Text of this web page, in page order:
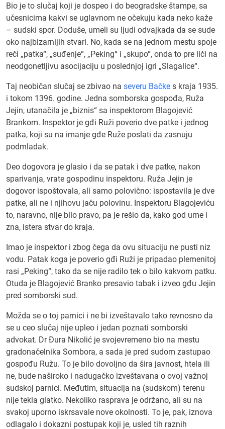
Bio je to slučaj koji je dospeo i do beogradske štampe, sa
učesnicima kakvi se uglavnom ne očekuju kada neko kaže
– sudski spor. Doduše, umeli su ljudi odvajkada da se sude
oko najbizarnijih stvari. No, kada se na jednom mestu spoje
reči „patka“, „suđenje“, „Peking“ i „skupo“, onda to pre liči na
neodgonetljivu asocijaciju u poslednjoj igri „Slagalice“.
Taj neobičan slučaj se zbivao na severu Bačke s kraja 1935.
i tokom 1396. godine. Jedna somborska gospođa, Ruža
Jejin, utanačila je „biznis“ sa inspektorom Blagojević
Brankom. Inspektor je gđi Ruži poverio dve patke i jednog
patka, koji su na imanje gđe Ruže poslati da zasnuju
podmladak.
Deo dogovora je glasio i da se patak i dve patke, nakon
sparivanja, vrate gospodinu inspektoru. Ruža Jejin je
dogovor ispoštovala, ali samo polovično: ispostavila je dve
patke, ali ne i njihovu jaču polovinu. Inspektoru Blagojeviću
to, naravno, nije bilo pravo, pa je rešio da, kako god ume i
zna, istera stvar do kraja.
Imao je inspektor i zbog čega da ovu situaciju ne pusti niz
vodu. Patak koga je poverio gđi Ruži je pripadao plemenitoj
rasi „Peking“, tako da se nije radilo tek o bilo kakvom patku.
Otuda je Blagojević Branko presavio tabak i izveo gđu Jejin
pred somborski sud.
Možda se o toj parnici i ne bi izveštavalo tako revnosno da
se u ceo slučaj nije upleo i jedan poznati somborski
advokat. Dr Đura Nikolić je svojevremeno bio na mestu
gradonačelnika Sombora, a sada je pred sudom zastupao
gospođu Ružu. To je bilo dovoljno da šira javnost, htela ili
ne, bude naširoko i nadugačko izveštavana o ovoj važnoj
sudskoj parnici. Međutim, situacija na (sudskom) terenu
nije tekla glatko. Nekoliko rasprava je održano, ali su na
svakoj uporno iskrsavale nove okolnosti. To je, pak, iznova
odlagalo i dokazni postupak koji je, usled tih raznih